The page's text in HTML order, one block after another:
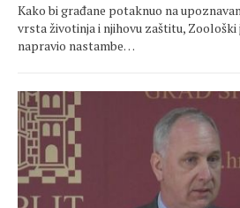
Kako bi građane potaknuo na
vrsta životinja i njihovu zaštitu, Zoološki
napravio nastambe…